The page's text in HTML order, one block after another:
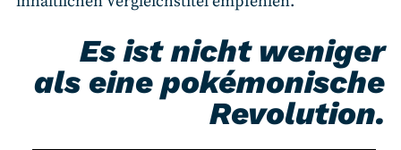
Es ist nicht weniger
als eine pokémonische
Revolution.